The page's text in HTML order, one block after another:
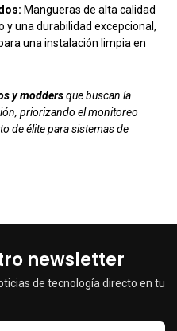
Mangueras de alta calidad
y una durabilidad excepcional,
una instalación limpia en
y moddersque buscan la
priorizando el monitoreo
de élite para sistemas de
newsletter
de tecnología directo en tu